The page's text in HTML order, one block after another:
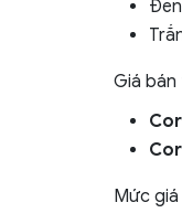
Đen
Giá bán
Mức